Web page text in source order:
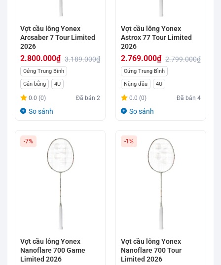
Vợt cầu lông Yonex
Arcsaber 7 Tour Limited
2026
3.189.000₫
Giá
gốc
là:
3.189.000₫.
2.800.000₫
Giá
hiện
tại
là:
Cứng Trung Bình
Cân bằng
4U
0.0 (0) Đã bán2
So sánh
Vợt cầu lông Yonex
Astrox 77 Tour Limited
2026
2.799.000₫
Giá
gốc
là:
2.799.000₫.
2.769.000₫
Giá
hiện
tại
là:
Cứng Trung Bình
Nặng đầu
4U
0.0 (0) Đã bán4
So sánh
-7%
Vợt cầu lông Yonex
Nanoflare 700 Game
Limited 2026
-1%
Vợt cầu lông Yonex
Nanoflare 700 Tour
Limited 2026